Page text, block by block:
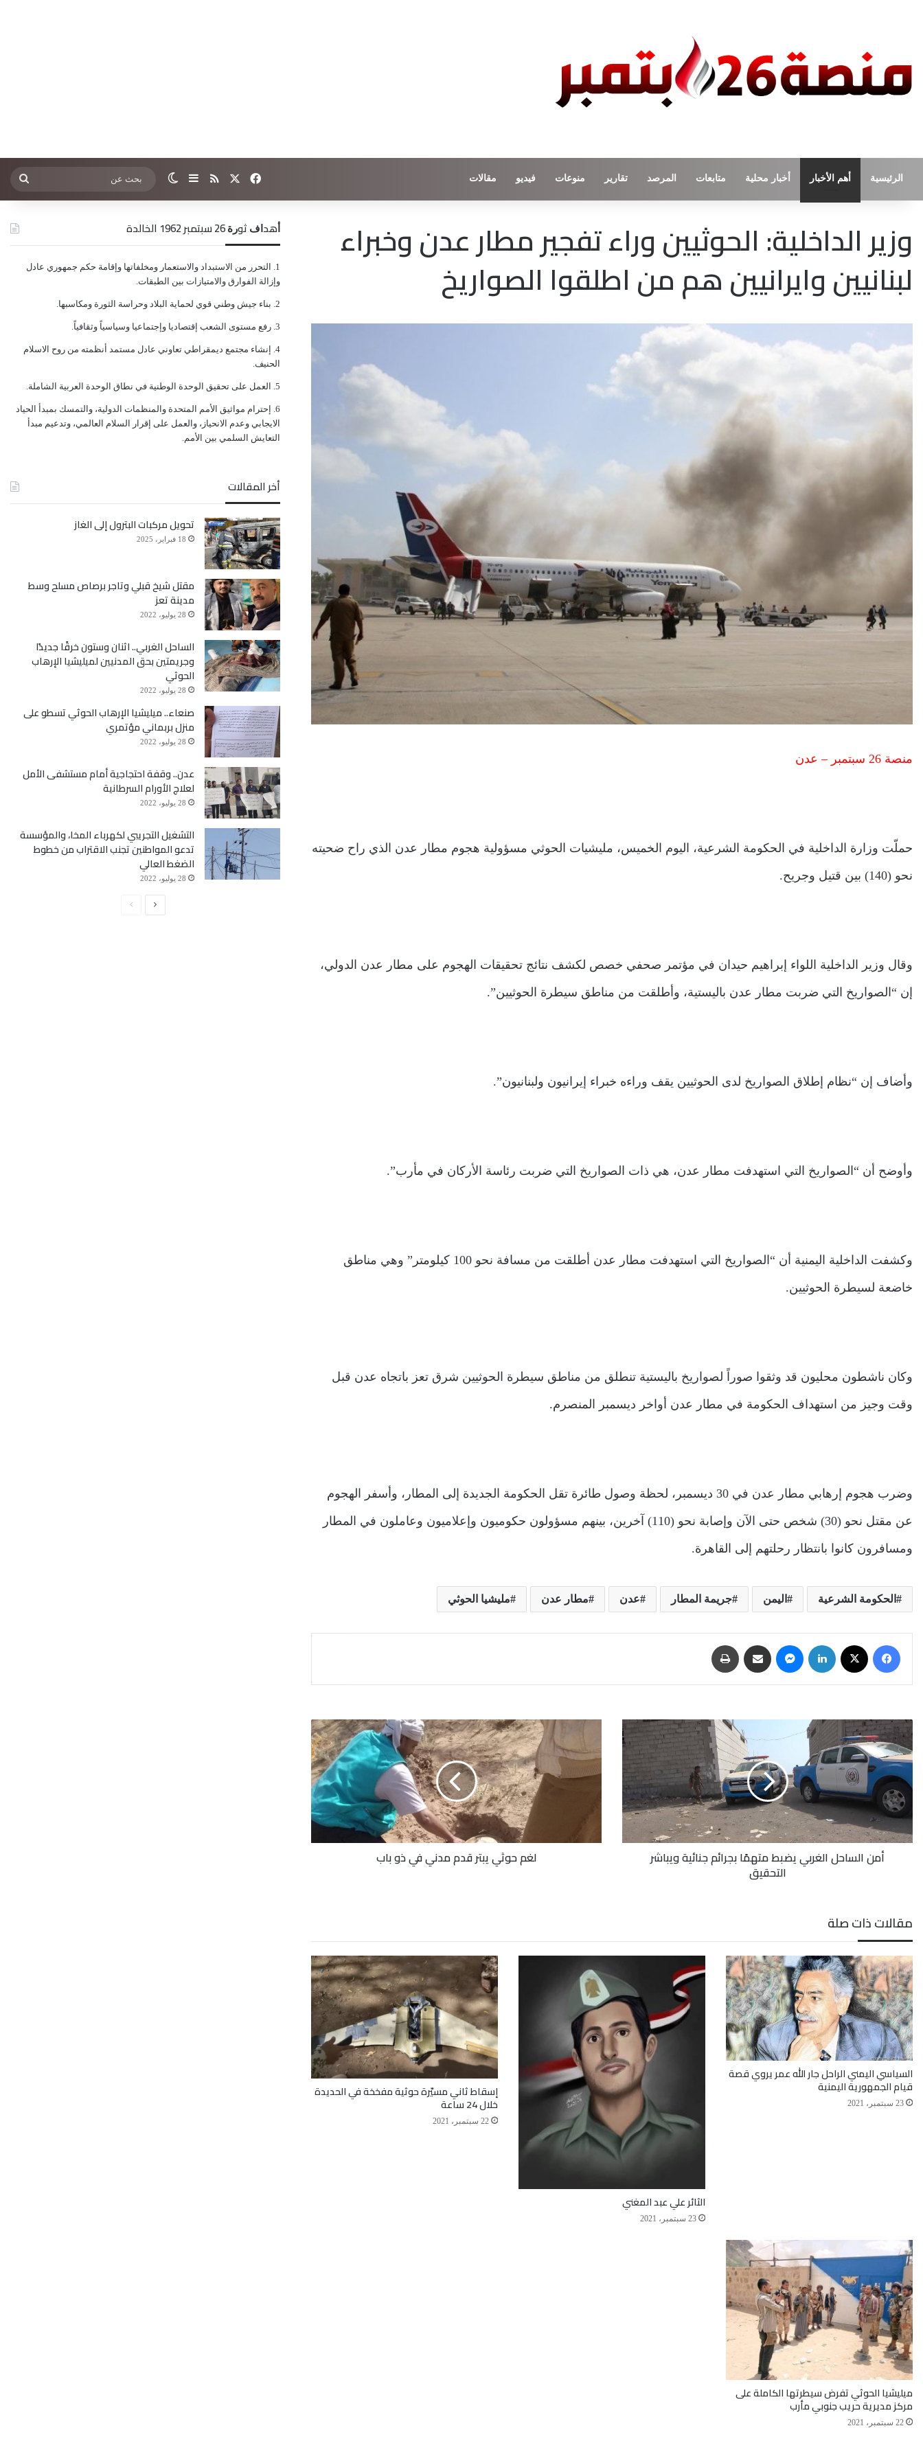
الرئيسية أهم الأخبار أخبار محلية متابعات المرصد تقارير منوعات فيديو مقالات فيسبوك ملخص الموقع RSS
إضافة عمود جانبي
الوضع المظلم بحث
عن
وزير الداخلية: الحوثيين وراء تفجير مطار عدن وخبراء
لبنانيين وايرانيين هم من اطلقوا الصواريخ
منصة 26 سبتمبر – عدن
حملّت وزارة الداخلية في الحكومة الشرعية، اليوم الخميس، مليشيات الحوثي مسؤولية هجوم مطار عدن الذي راح ضحيته
نحو (140) بين قتيل وجريح.
وقال وزير الداخلية اللواء إبراهيم حيدان في مؤتمر صحفي خصص لكشف نتائج تحقيقات الهجوم على مطار عدن الدولي،
إن “الصواريخ التي ضربت مطار عدن باليستية، وأطلقت من مناطق سيطرة الحوثيين”.
وأضاف إن “نظام إطلاق الصواريخ لدى الحوثيين يقف وراءه خبراء إيرانيون ولبنانيون”.
وأوضح أن “الصواريخ التي استهدفت مطار عدن، هي ذات الصواريخ التي ضربت رئاسة الأركان في مأرب”.
وكشفت الداخلية اليمنية أن “الصواريخ التي استهدفت مطار عدن أطلقت من مسافة نحو 100 كيلومتر” وهي مناطق
خاضعة لسيطرة الحوثيين.
وكان ناشطون محليون قد وثقوا صوراً لصواريخ باليستية تنطلق من مناطق سيطرة الحوثيين شرق تعز باتجاه عدن قبل
وقت وجيز من استهداف الحكومة في مطار عدن أواخر ديسمبر المنصرم.
وضرب هجوم إرهابي مطار عدن في 30 ديسمبر، لحظة وصول طائرة تقل الحكومة الجديدة إلى المطار، وأسفر الهجوم
عن مقتل نحو (30) شخص حتى الآن وإصابة نحو (110) آخرين، بينهم مسؤولون حكوميون وإعلاميون وعاملون في المطار
ومسافرون كانوا بانتظار رحلتهم إلى القاهرة.
الحكومة الشرعية اليمن جريمة المطار عدن مطار عدن مليشيا الحوثي
فيسبوك لينكدإن ماسنجر مشاركة عبر البريد
أمن
الساحل
الغربي
يضبط
متهمًا
بجرائم
جنائية
ويباشر
التحقيق
أمن الساحل الغربي يضبط متهمًا بجرائم جنائية ويباشر
التحقيق
يبتر
لغم حوثي يبتر قدم مدني في ذو باب
مقالات ذات صلة
السياسي اليمني الراحل جار الله عمر يروي قصة
قيام الجمهورية اليمنية
23 سبتمبر، 2021
الثائر علي عبد المغني
23 سبتمبر، 2021
إسقاط ثاني مسيّرة حوثية مفخخة في الحديدة
خلال 24 ساعة
22 سبتمبر، 2021
ميليشيا الحوثي تفرض سيطرتها الكاملة على
مركز مديرية حريب جنوبي مأرب
22 سبتمبر، 2021
ﺃﻫﺪﺍﻑ ﺛﻮﺭﺓ 26 ﺳﺒﺘﻤﺒﺮ 1962 الخالدة
ﺍﻟﺘﺤﺮﺭ ﻣﻦ ﺍﻻﺳﺘﺒﺪﺍﺩ ﻭﺍﻻﺳﺘﻌﻤﺎﺭ ﻭﻣﺨﻠﻔﺎﺗﻬﺎ ﻭﺇﻗﺎﻣﺔ ﺣﻜﻢ ﺟﻤﻬﻮﺭﻱ ﻋﺎﺩﻝ
ﻭﺇﺯﺍﻟﺔ ﺍﻟﻔﻮﺍﺭﻕ ﻭﺍﻻﻣﺘﻴﺎﺯﺍﺕ ﺑﻴﻦ ﺍﻟﻄﺒﻘﺎﺕ.
ﺑﻨﺎﺀ ﺟﻴﺶ ﻭﻃﻨﻲ ﻗﻮﻱ ﻟﺤﻤﺎﻳﺔ ﺍﻟﺒﻼﺩ ﻭﺣﺮﺍﺳﺔ ﺍﻟﺜﻮﺭﺓ ﻭﻣﻜﺎﺳﺒﻬﺎ.
ﺭﻓﻊ ﻣﺴﺘﻮﻯ ﺍﻟﺸﻌﺐ ﺇﻗﺘﺼﺎﺩﻳﺎ ﻭﺇﺟﺘﻤﺎﻋﻴﺎ ﻭﺳﻴﺎﺳﻴﺎً ﻭﺛﻘﺎﻓﻴﺎً.
ﺇﻧﺸﺎﺀ ﻣﺠﺘﻤﻊ ﺩﻳﻤﻘﺮﺍﻃﻲ ﺗﻌﺎﻭﻧﻲ ﻋﺎﺩﻝ ﻣﺴﺘﻤﺪ ﺃﻧﻈﻤﺘﻪ ﻣﻦ ﺭﻭﺡ ﺍﻻﺳﻼﻡ
ﺍﻟﺤﻨﻴﻒ.
ﺍﻟﻌﻤﻞ ﻋﻠﻰ ﺗﺤﻘﻴﻖ ﺍﻟﻮﺣﺪﺓ ﺍﻟﻮﻃﻨﻴﺔ ﻓﻲ ﻧﻄﺎﻕ ﺍﻟﻮﺣﺪﺓ ﺍﻟﻌﺮﺑﻴﺔ ﺍﻟﺸﺎﻣﻠﺔ.
ﺇﺣﺘﺮﺍﻡ ﻣﻮﺍﺛﻴﻖ الأﻣﻢ ﺍﻟﻤﺘﺤﺪﺓ ﻭﺍﻟﻤﻨﻈﻤﺎﺕ ﺍﻟﺪﻭﻟﻴﺔ، ﻭﺍﻟﺘﻤﺴﻚ ﺑﻤﺒﺪﺃ ﺍﻟﺤﻴﺎﺩ
ﺍﻻﻳﺠﺎﺑﻲ ﻭﻋﺪﻡ ﺍﻻﻧﺤﻴﺎﺯ، ﻭﺍﻟﻌﻤﻞ ﻋﻠﻰ ﺇﻗﺮﺍﺭ ﺍﻟﺴﻼﻡ ﺍﻟﻌﺎﻟﻤﻲ، ﻭﺗﺪﻋﻴﻢ ﻣﺒﺪﺃ
ﺍﻟﺘﻌﺎﻳﺶ ﺍﻟﺴﻠﻤﻲ ﺑﻴﻦ ﺍﻷﻣﻢ.
أخر المقالات
تحويل مركبات البترول إلى الغاز
18 فبراير، 2025
مقتل شيخ قبلي وتاجر برصاص مسلح وسط
مدينة تعز
28 يوليو، 2022
الساحل الغربي.. اثنان وستون خرقًا جديدًا
وجريمتين بحق المدنيين لميليشيا الإرهاب
الحوثي
28 يوليو، 2022
صنعاء.. ميليشيا الإرهاب الحوثي تسطو على
منزل بربماني مؤتمري
28 يوليو، 2022
عدن.. وقفة احتجاجية أمام مستشفى الأمل
لعلاج الأورام السرطانية
28 يوليو، 2022
التشغيل التجريبي لكهرباء المخا، والمؤسسة
تدعو المواطنين تجنب الاقتراب من خطوط
الضغط العالي
28 يوليو، 2022
الصفحة
الصفحة